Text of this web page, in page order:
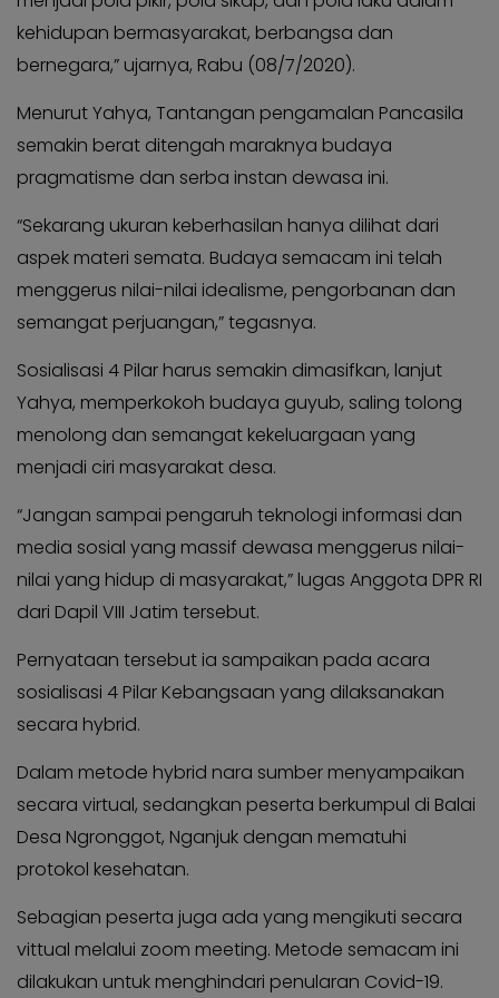
Kabar
Photo
KABAR
KADER
kehidupan bermasyarakat, berbangsa dan
bernegara,” ujarnya, Rabu (08/7/2020).
Menurut Yahya, Tantangan pengamalan Pancasila
semakin berat ditengah maraknya budaya
pragmatisme dan serba instan dewasa ini.
“Sekarang ukuran keberhasilan hanya dilihat dari
aspek materi semata. Budaya semacam ini telah
menggerus nilai-nilai idealisme, pengorbanan dan
semangat perjuangan,” tegasnya.
Sosialisasi 4 Pilar harus semakin dimasifkan, lanjut
Yahya, memperkokoh budaya guyub, saling tolong
menolong dan semangat kekeluargaan yang
menjadi ciri masyarakat desa.
“Jangan sampai pengaruh teknologi informasi dan
media sosial yang massif dewasa menggerus nilai-
nilai yang hidup di masyarakat,” lugas Anggota DPR RI
dari Dapil VIII Jatim tersebut.
Pernyataan tersebut ia sampaikan pada acara
sosialisasi 4 Pilar Kebangsaan yang dilaksanakan
secara hybrid.
Dalam metode hybrid nara sumber menyampaikan
secara virtual, sedangkan peserta berkumpul di Balai
Desa Ngronggot, Nganjuk dengan mematuhi
protokol kesehatan.
Sebagian peserta juga ada yang mengikuti secara
vittual melalui zoom meeting. Metode semacam ini
dilakukan untuk menghindari penularan Covid-19.